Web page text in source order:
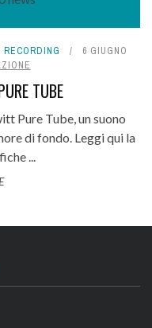
RECORDING
6 GIUGNO
TUBE
Pure Tube, un suono
di fondo. Leggi qui la
...